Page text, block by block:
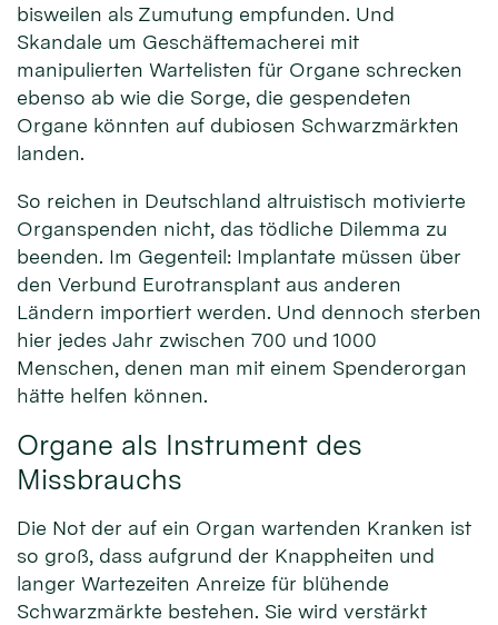
bisweilen als Zumutung empfunden. Und
Skandale um Geschäftemacherei mit
manipulierten Wartelisten für Organe schrecken
ebenso ab wie die Sorge, die gespendeten
Organe könnten auf dubiosen Schwarzmärkten
landen.
So reichen in Deutschland altruistisch motivierte
Organspenden nicht, das tödliche Dilemma zu
beenden. Im Gegenteil: Implantate müssen über
den Verbund Eurotransplant aus anderen
Ländern importiert werden. Und dennoch sterben
hier jedes Jahr zwischen 700 und 1000
Menschen, denen man mit einem Spenderorgan
hätte helfen können.
Organe als Instrument des
Missbrauchs
Die Not der auf ein Organ wartenden Kranken ist
so groß, dass aufgrund der Knappheiten und
langer Wartezeiten Anreize für blühende
Schwarzmärkte bestehen. Sie wird verstärkt